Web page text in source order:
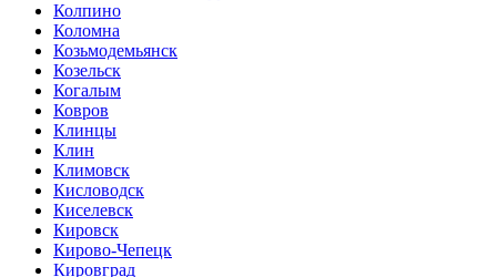
Колпино
Коломна
Козьмодемьянск
Козельск
Когалым
Ковров
Клинцы
Клин
Климовск
Кисловодск
Киселевск
Кировск
Кирово-Чепецк
Кировград